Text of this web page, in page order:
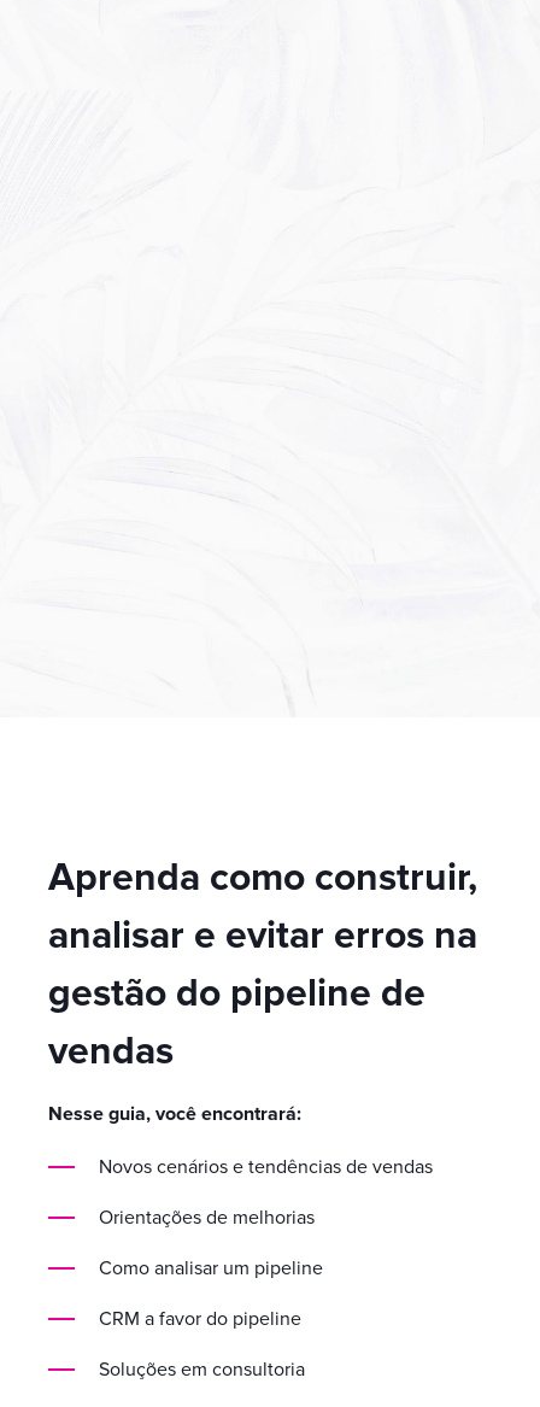
Aprenda como construir,
analisar e evitar erros na
gestão do pipeline de
vendas
Nesse guia, você encontrará:
Novos cenários e tendências de vendas
Orientações de melhorias
Como analisar um pipeline
CRM a favor do pipeline
Soluções em consultoria